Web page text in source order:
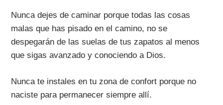
Nunca dejes de caminar porque todas las cosas
malas que has pisado en el camino, no se
despegarán de las suelas de tus zapatos al menos
que sigas avanzado y conociendo a Dios.
Nunca te instales en tu zona de confort porque no
naciste para permanecer siempre allí.